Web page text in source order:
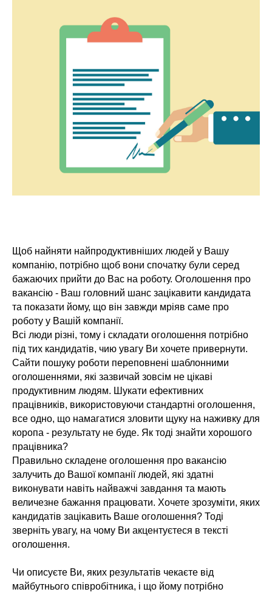
Щоб найняти найпродуктивніших людей у Вашу
компанію, потрібно щоб вони спочатку були серед
бажаючих прийти до Вас на роботу. Оголошення про
вакансію - Ваш головний шанс зацікавити кандидата
та показати йому, що він завжди мріяв саме про
роботу у Вашій компанії.
Всі люди різні, тому і складати оголошення потрібно
під тих кандидатів, чию увагу Ви хочете привернути.
Сайти пошуку роботи переповнені шаблонними
оголошеннями, які зазвичай зовсім не цікаві
продуктивним людям. Шукати ефективних
працівників, використовуючи стандартні оголошення,
все одно, що намагатися зловити щуку на наживку для
коропа - результату не буде. Як тоді знайти хорошого
працівника?
Правильно складене оголошення про вакансію
залучить до Вашої компанії людей, які здатні
виконувати навіть найважчі завдання та мають
величезне бажання працювати. Хочете зрозуміти, яких
кандидатів зацікавить Ваше оголошення? Тоді
зверніть увагу, на чому Ви акцентуєтеся в тексті
оголошення.
Чи описуєте Ви, яких результатів чекаєте від
майбутнього співробітника, і що йому потрібно